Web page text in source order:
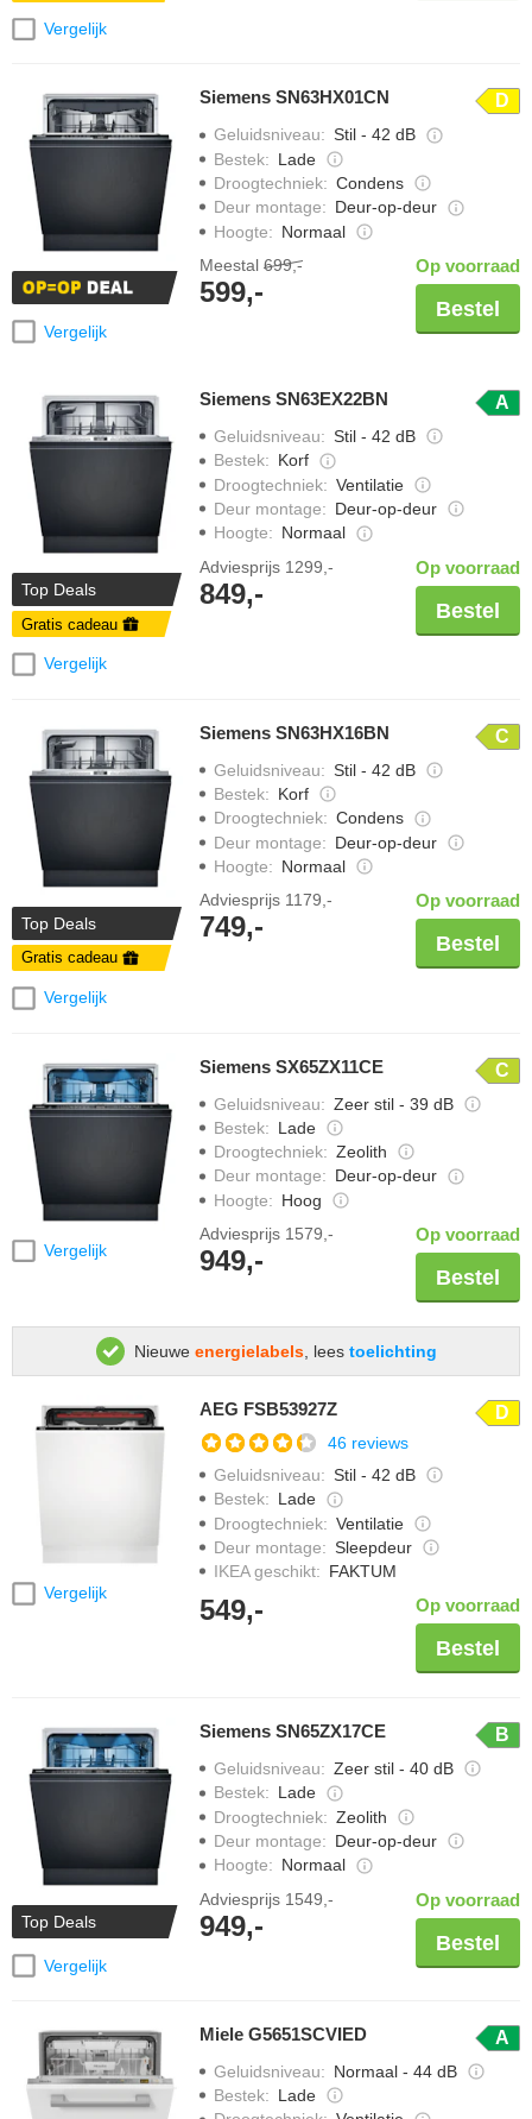
Vergelijk
Vergelijk
Siemens SN63HX01CN D
Geluidsniveau: Stil - 42 dB
Bestek: Lade
Droogtechniek: Condens
Deur montage: Deur-op-deur
Hoogte: Normaal
Meestal 699,-
599,-
Op voorraad
Bestel
Top Deals
Gratis cadeau
Vergelijk
Siemens SN63EX22BN A
Geluidsniveau: Stil - 42 dB
Bestek: Korf
Droogtechniek: Ventilatie
Deur montage: Deur-op-deur
Hoogte: Normaal
Adviesprijs 1299,-
849,-
Op voorraad
Bestel
Top Deals
Gratis cadeau
Vergelijk
Siemens SN63HX16BN C
Geluidsniveau: Stil - 42 dB
Bestek: Korf
Droogtechniek: Condens
Deur montage: Deur-op-deur
Hoogte: Normaal
Adviesprijs 1179,-
749,-
Op voorraad
Bestel
Vergelijk
Siemens SX65ZX11CE C
Geluidsniveau: Zeer stil - 39 dB
Bestek: Lade
Droogtechniek: Zeolith
Deur montage: Deur-op-deur
Hoogte: Hoog
Adviesprijs 1579,-
949,-
Op voorraad
Bestel
Nieuwe energielabels, lees toelichting
Vergelijk
AEG FSB53927Z D
46 reviews
Geluidsniveau: Stil - 42 dB
Bestek: Lade
Droogtechniek: Ventilatie
Deur montage: Sleepdeur
IKEA geschikt: FAKTUM
549,- Op voorraad
Bestel
Top Deals
Vergelijk
Siemens SN65ZX17CE B
Geluidsniveau: Zeer stil - 40 dB
Bestek: Lade
Droogtechniek: Zeolith
Deur montage: Deur-op-deur
Hoogte: Normaal
Adviesprijs 1549,-
949,-
Op voorraad
Bestel
Miele G5651SCVIED A
Geluidsniveau: Normaal - 44 dB
Bestek: Lade